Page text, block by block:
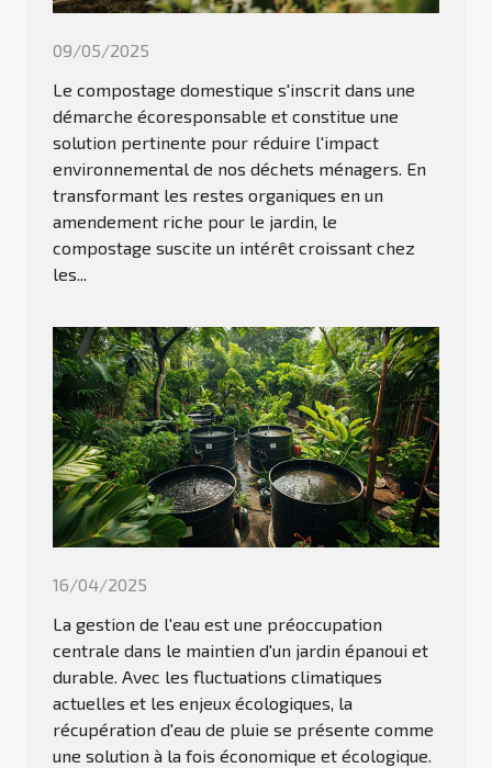
09/05/2025
Le compostage domestique s'inscrit dans une
démarche écoresponsable et constitue une
solution pertinente pour réduire l'impact
environnemental de nos déchets ménagers. En
transformant les restes organiques en un
amendement riche pour le jardin, le
compostage suscite un intérêt croissant chez
les...
16/04/2025
La gestion de l'eau est une préoccupation
centrale dans le maintien d'un jardin épanoui et
durable. Avec les fluctuations climatiques
actuelles et les enjeux écologiques, la
récupération d'eau de pluie se présente comme
une solution à la fois économique et écologique.